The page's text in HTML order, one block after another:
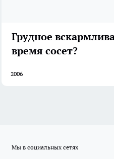
Грудное
время сосет?
2006
Мы в социальных сетях